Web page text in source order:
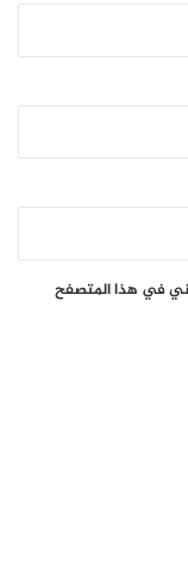
في هذا المتصفح